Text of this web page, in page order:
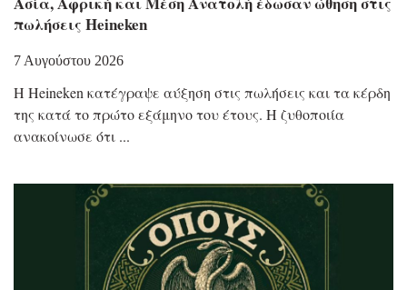
πωλήσεις Heineken
7 Αυγούστου 2026
Η Heineken κατέγραψε αύξηση στις πωλήσεις και τα κέρδη
της κατά το πρώτο εξάμηνο του έτους. Η ζυθοποιία
ανακοίνωσε ότι